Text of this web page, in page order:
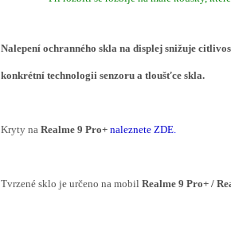
Nalepení ochranného skla na displej snižuje
konkrétní technologii senzoru a tloušťce skla.
Kryty na Realme 9 Pro+ naleznete ZDE.
Tvrzené sklo je určeno na mobil Realme 9 Pro+ /